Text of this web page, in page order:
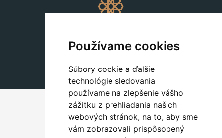
Používame cookies
Súbory cookie a ďalšie
technológie sledovania
používame na zlepšenie vášho
zážitku z prehliadania našich
webových stránok, na to, aby sme
vám zobrazovali prispôsobený
+420 311 604 182
dekorace@autronic.cz